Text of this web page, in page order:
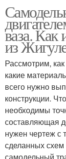
ваза. Как
из
Рассмотрим,
какие
всего нужно
конструкции.
необходимы
составляющая
нужен чертеж с
сделанных схем
самодельный